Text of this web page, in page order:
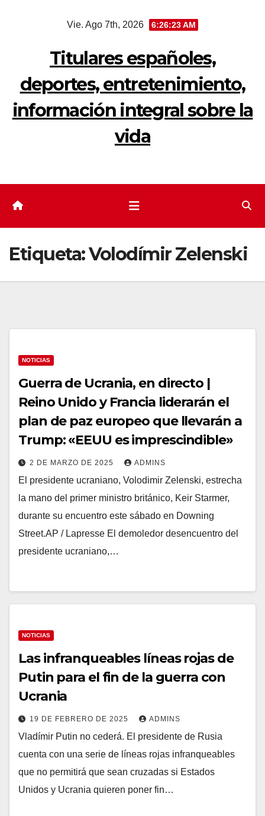
Vie. Ago 7th, 2026 6:26:23 AM
Titulares españoles,
deportes, entretenimiento,
información integral sobre la
vida
Etiqueta:Volodímir Zelenski
NOTICIAS
Guerra de Ucrania, en directo |
Reino Unido y Francia liderarán el
plan de paz europeo que llevarán a
Trump: «EEUU es imprescindible»
2 DE MARZO DE 2025 ADMINS
El presidente ucraniano, Volodimir Zelenski, estrecha
la mano del primer ministro británico, Keir Starmer,
durante su encuentro este sábado en Downing
Street.AP / Lapresse El demoledor desencuentro del
presidente ucraniano,…
NOTICIAS
Las infranqueables líneas rojas de
Putin para el fin de la guerra con
Ucrania
19 DE FEBRERO DE 2025 ADMINS
Vladímir Putin no cederá. El presidente de Rusia
cuenta con una serie de líneas rojas infranqueables
que no permitirá que sean cruzadas si Estados
Unidos y Ucrania quieren poner fin…